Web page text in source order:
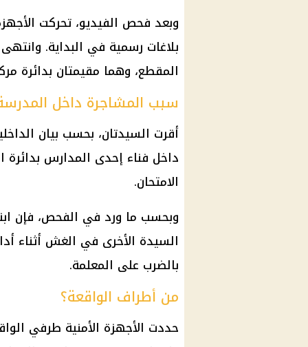
وبعد فحص الفيديو، تحركت
بلاغات رسمية في البداية.
المقطع، وهما مقيمتان بدائرة
سبب المشاجرة داخل
داخل فناء إحدى المدارس
الامتحان.
وبحسب ما ورد في الفحص، فإن
السيدة الأخرى في الغش أثناء
بالضرب على المعلمة.
من أطراف الواقعة؟
حددت الأجهزة الأمنية طرفي